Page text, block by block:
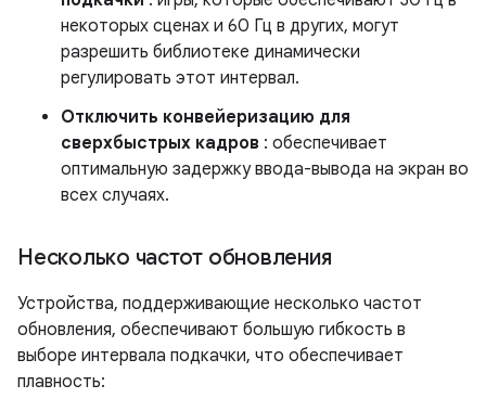
некоторых сценах и 60 Гц в других, могут
разрешить библиотеке динамически
регулировать этот интервал.
Отключить конвейеризацию для
сверхбыстрых кадров : обеспечивает
оптимальную задержку ввода-вывода на экран во
всех случаях.
Несколько частот обновления
Устройства, поддерживающие несколько частот
обновления, обеспечивают большую гибкость в
выборе интервала подкачки, что обеспечивает
плавность: